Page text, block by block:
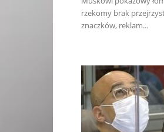
rzekomy brak
znaczków, reklam...